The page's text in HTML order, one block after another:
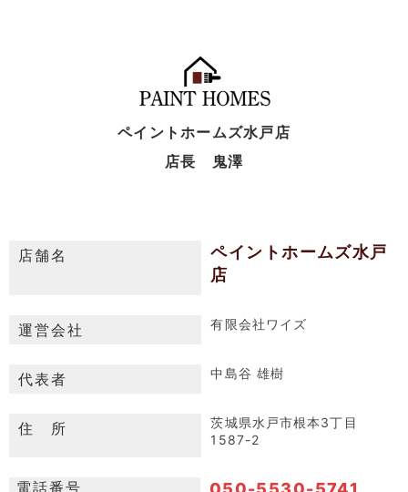
ペイントホームズ水戸店
店長 鬼澤
店舗名
ペイントホームズ水戸
店
運営会社 有限会社ワイズ
代表者 中島谷 雄樹
住 所
茨城県水戸市根本3丁目
1587-2
電話番号